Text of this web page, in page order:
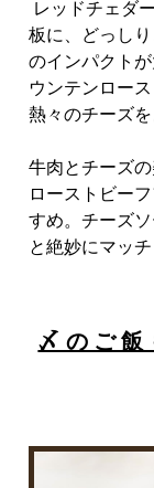
レッドチェダ
板に、どっし
のインパクト
ウンテンロー
熱々のチーズ
牛肉とチーズ
ローストビー
すめ。チーズ
と絶妙にマッチ
〆のご